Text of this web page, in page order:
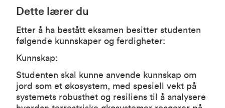
Dette lærer du
Etter å ha bestått eksamen besitter studenten
følgende kunnskaper og ferdigheter:
Kunnskap:
Studenten skal kunne anvende kunnskap om
jord som et økosystem, med spesiell vekt på
systemets robusthet og resiliens til å analysere